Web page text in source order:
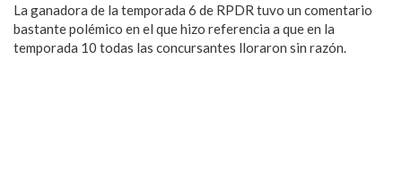
La ganadora de la temporada 6 de RPDR tuvo un comentario
bastante polémico en el que hizo referencia a que en la
temporada 10 todas las concursantes lloraron sin razón.